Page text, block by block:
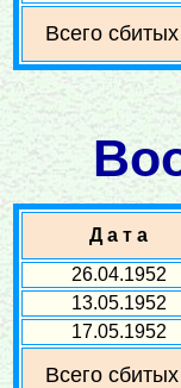
Всего
Д а т а
26.04.1952
13.05.1952
17.05.1952
Всего